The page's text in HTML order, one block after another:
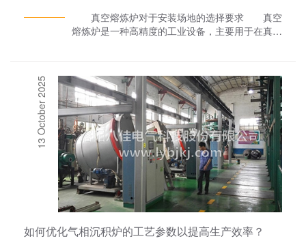
真空熔炼炉对于安装场地的选择要求 真空
熔炼炉是一种高精度的工业设备，主要用于在真空
绍真空熔炼炉对于安装场地的选择要求。 一、
场地大小 首先，选择一个适合的场地对于真空
熔炼炉的安装至关重要。一般来说，真空熔炼炉的
体积较大，因此需要足够的空间以容纳设备。此
外，考虑到设备运行时的热量散发和操作空间，场
地应具备适当的面积和高度。 二、地质条
件 真空熔炼炉的重量较大，因此需要选择能够
承受设备重量的地基。地质条件需要经过仔细考
虑，避免在设备运行过程中出现地基沉降等问题。
同时，地面的承重能力也需要进行评估，以确保设
1.防尘：真空熔炼炉对于灰尘和 杂质非常敏感，
13 October 2025
如何优化气相沉积炉的工艺参数以提高生产效率？